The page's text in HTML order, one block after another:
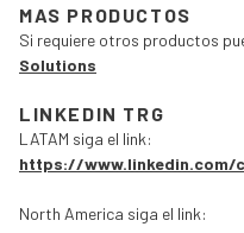
MAS PRODUCTOS
Si requiere otros productos
Solutions
LINKEDIN TRG
LATAM siga el link:
https://www.linkedin.com/
North America siga el link: